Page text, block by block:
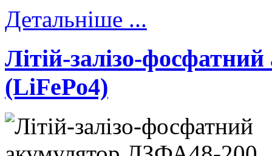
Детальніше ...
Літій-залізо-
(LiFePo4)